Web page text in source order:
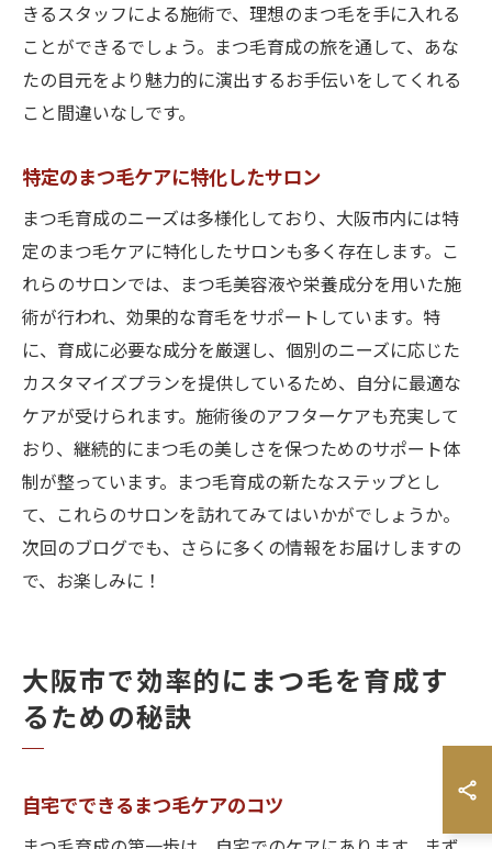
きるスタッフによる施術で、理想のまつ毛を手に入れる
ことができるでしょう。まつ毛育成の旅を通して、あな
たの目元をより魅力的に演出するお手伝いをしてくれる
こと間違いなしです。
特定のまつ毛ケアに特化したサロン
まつ毛育成のニーズは多様化しており、大阪市内には特
定のまつ毛ケアに特化したサロンも多く存在します。こ
れらのサロンでは、まつ毛美容液や栄養成分を用いた施
術が行われ、効果的な育毛をサポートしています。特
に、育成に必要な成分を厳選し、個別のニーズに応じた
カスタマイズプランを提供しているため、自分に最適な
ケアが受けられます。施術後のアフターケアも充実して
おり、継続的にまつ毛の美しさを保つためのサポート体
制が整っています。まつ毛育成の新たなステップとし
て、これらのサロンを訪れてみてはいかがでしょうか。
次回のブログでも、さらに多くの情報をお届けしますの
で、お楽しみに！
大阪市で効率的にまつ毛を育成す
るための秘訣
自宅でできるまつ毛ケアのコツ